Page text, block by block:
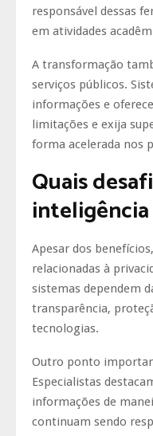
responsável dessas
em atividades
A transformação
serviços públicos.
informações e
limitações e exija
forma acelerada nos
Quais
Apesar dos
relacionadas à
sistemas dependem
transparência,
tecnologias.
Outro ponto
Especialistas
informações de
continuam sendo